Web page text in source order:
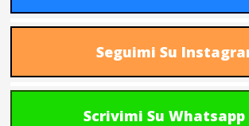
Seguimi Su
Scrivimi Su Whatsapp